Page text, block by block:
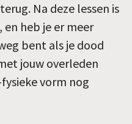
Na deze lessen is
heb je er meer
bent als je dood
jouw overleden
vorm nog